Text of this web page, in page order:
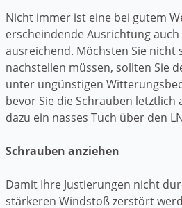
Nicht immer ist eine bei gutem
erscheindende Ausrichtung
ausreichend. Möchsten Sie nicht
nachstellen müssen, sollten Sie
unter ungünstigen
bevor Sie die Schrauben letztlich
dazu ein nasses Tuch über den
Schrauben anziehen
Damit Ihre Justierungen nicht
stärkeren Windstoß zerstört